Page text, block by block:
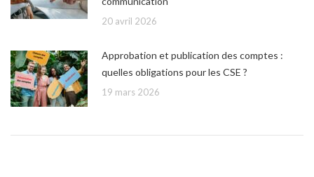
20 avril 2026
Approbation et publication des comptes :
quelles obligations pour les CSE ?
19 mars 2026